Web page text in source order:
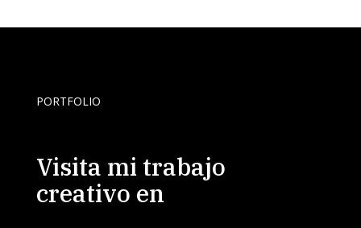
PORTFOLIO
Visita mi trabajo
creativo en